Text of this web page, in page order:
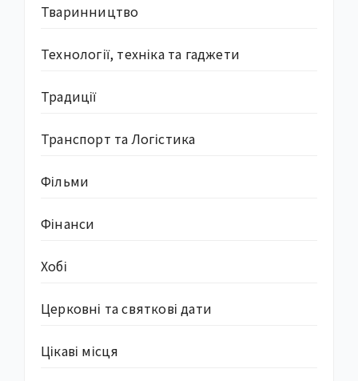
Тваринництво
Технології, техніка та гаджети
Традиції
Транспорт та Логістика
Фільми
Фінанси
Хобі
Церковні та святкові дати
Цікаві місця